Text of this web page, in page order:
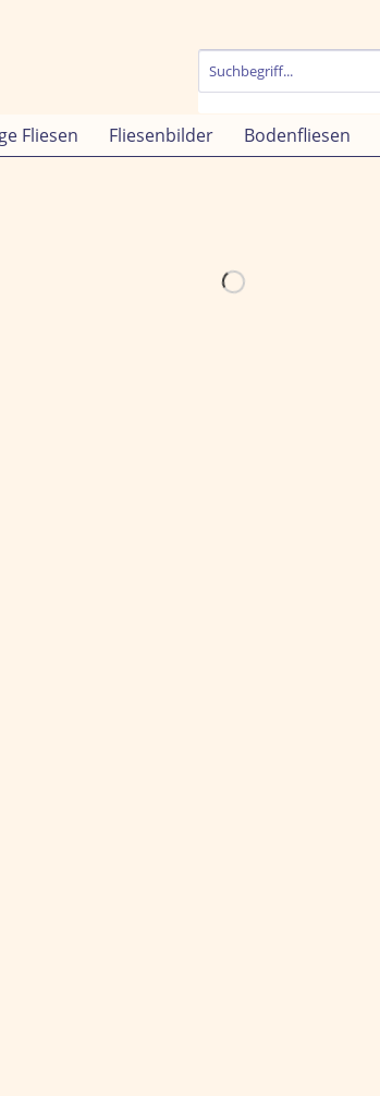
Fliesen Fliesenbilder Bodenfliesen